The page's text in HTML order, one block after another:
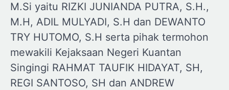
M.Si yaitu RIZKI JUNIANDA PUTRA, S.H.,
M.H, ADIL MULYADI, S.H dan DEWANTO
TRY HUTOMO, S.H serta pihak termohon
mewakili Kejaksaan Negeri Kuantan
Singingi RAHMAT TAUFIK HIDAYAT, SH,
REGI SANTOSO, SH dan ANDREW